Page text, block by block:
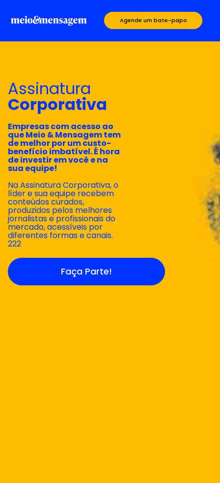
Agende um bate-papo
Assinatura
Corporativa
Empresas com acesso ao
que Meio & Mensagem tem
de melhor por um custo-
benefício imbatível. É hora
de investir em você e na
sua equipe!
Na Assinatura Corporativa, o
líder e sua equipe recebem
conteúdos curados,
produzidos pelos melhores
jornalistas e profissionais do
mercado, acessíveis por
diferentes formas e canais.
222
Faça Parte!